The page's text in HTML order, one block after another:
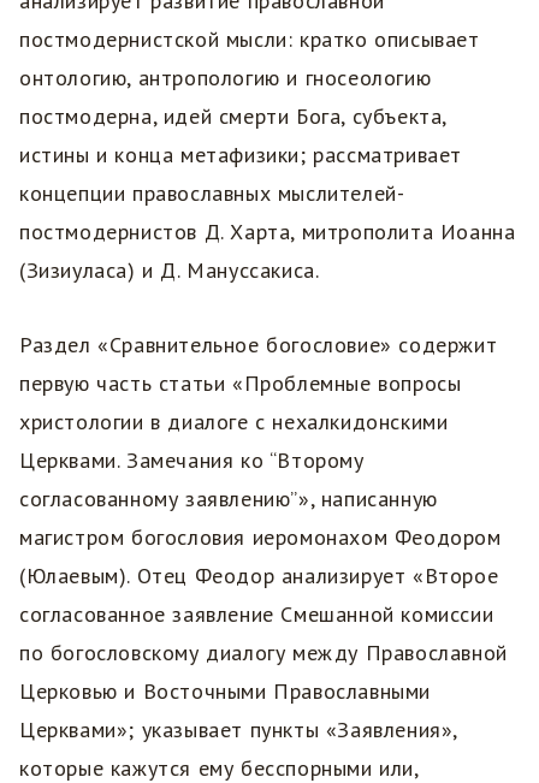
постмодернистской мысли: кратко описывает
онтологию, антропологию и гносеологию
постмодерна, идей смерти Бога, субъекта,
истины и конца метафизики; рассматривает
концепции православных мыслителей-
постмодернистов Д. Харта, митрополита Иоанна
(Зизиуласа) и Д. Мануссакиса.
Раздел «Сравнительное богословие» содержит
первую часть статьи «Проблемные вопросы
христологии в диалоге с нехалкидонскими
Церквами. Замечания ко “Второму
согласованному заявлению”», написанную
магистром богословия иеромонахом Феодором
(Юлаевым). Отец Феодор анализирует «Второе
согласованное заявление Смешанной комиссии
по богословскому диалогу между Православной
Церковью и Восточными Православными
Церквами»; указывает пункты «Заявления»,
которые кажутся ему бесспорными или,